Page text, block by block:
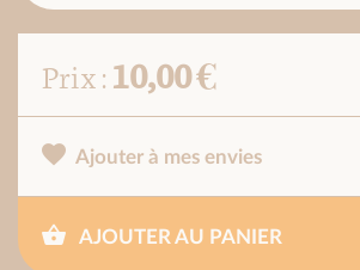
Prix :10,00 €
Ajouter à mes envies
AJOUTER AU PANIER